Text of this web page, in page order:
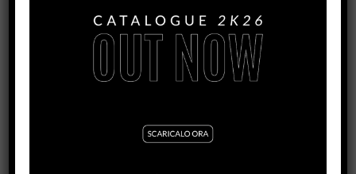
MCLAREN 720S RACING FLEXIBLE REAR WING –